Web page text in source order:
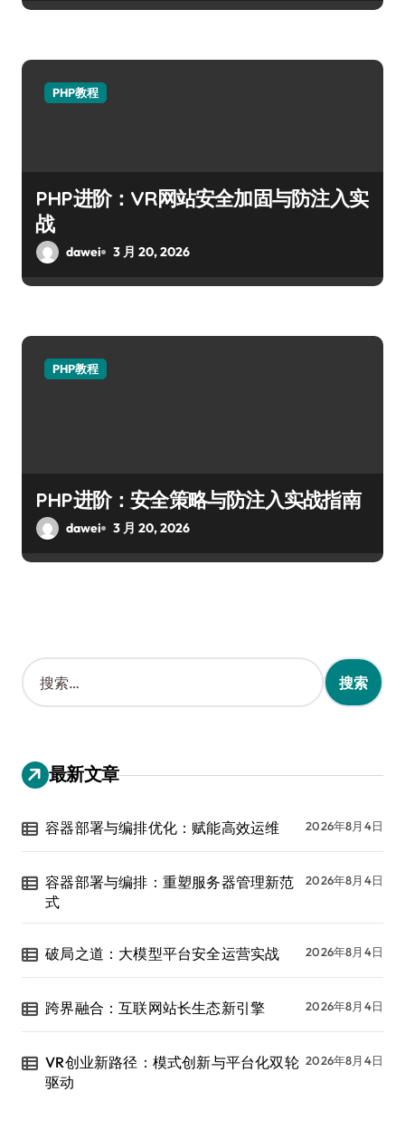
PHP教程
PHP进阶：VR网站安全加固与防注入实
战
dawei 3 月 20, 2026
PHP教程
PHP进阶：安全策略与防注入实战指南
dawei 3 月 20, 2026
搜
索
：
最新文章
容器部署与编排优化：赋能高效运维 2026年8月4日
容器部署与编排：重塑服务器管理新范
式
2026年8月4日
破局之道：大模型平台安全运营实战 2026年8月4日
跨界融合：互联网站长生态新引擎 2026年8月4日
VR创业新路径：模式创新与平台化双轮
驱动
2026年8月4日